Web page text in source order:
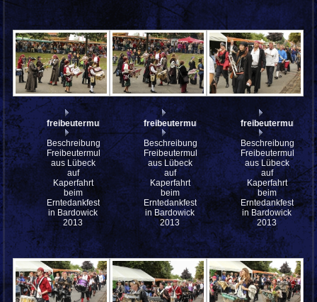
freibeutermukke_mfw13__030508
Beschreibung:
Freibeutermukke
aus Lübeck
auf
Kaperfahrt
beim
Erntedankfest
in Bardowick
2013
freibeutermukke_mfw13__030507
Beschreibung:
Freibeutermukke
aus Lübeck
auf
Kaperfahrt
beim
Erntedankfest
in Bardowick
2013
Beschreibung:
Freibeutermukke
aus Lübeck
auf
Kaperfahrt
beim
Erntedankfest
in Bardowick
2013